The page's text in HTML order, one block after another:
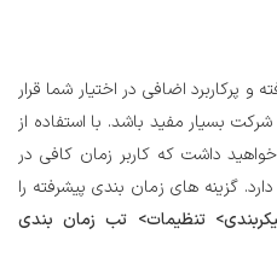
و پرکاربرد اضافی در اختیار شما قرار
بسیار مفید باشد. با استفاده از
داشت که کاربر زمان کافی در
گزینه های زمان بندی پیشرفته را
تنظیمات> تب زمان بندی